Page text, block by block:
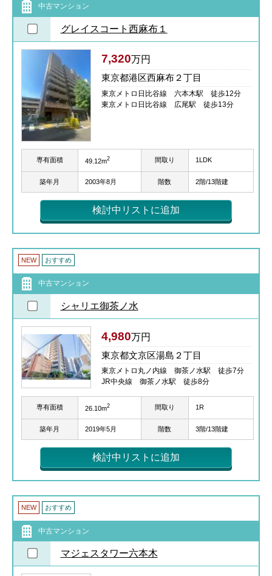
中古マンション
グレイスコート西麻布１
7,320万円
東京都港区西麻布２丁目
東京メトロ日比谷線 六本木駅 徒歩12分
東京メトロ日比谷線 広尾駅 徒歩13分
専有面積 49.12m2 間取り 1LDK
築年月 2003年8月 階数 2階/13階建
検討中リストに追加
NEW おすすめ
中古マンション
シャリエ御茶ノ水
4,980万円
東京都文京区湯島２丁目
東京メトロ丸ノ内線 御茶ノ水駅 徒歩7分
JR中央線 御茶ノ水駅 徒歩8分
専有面積 26.10m2 間取り 1R
築年月 2019年5月 階数 3階/13階建
検討中リストに追加
NEW おすすめ
中古マンション
マジェスタワー六本木